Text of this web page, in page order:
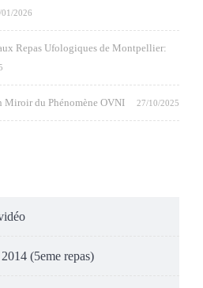
2026
Repas Ufologiques de Montpellier:
Miroir du Phénomène OVNI 27/10/2025
(5eme repas)